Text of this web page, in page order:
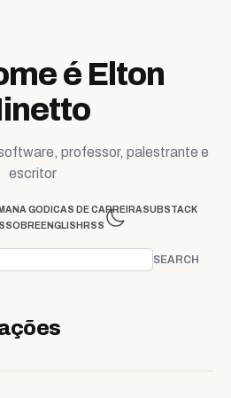
é Elton
professor, palestrante e
escritor
GO DICAS DE CARREIRASUBSTACK
SOBREENGLISH RSS
SEARCH